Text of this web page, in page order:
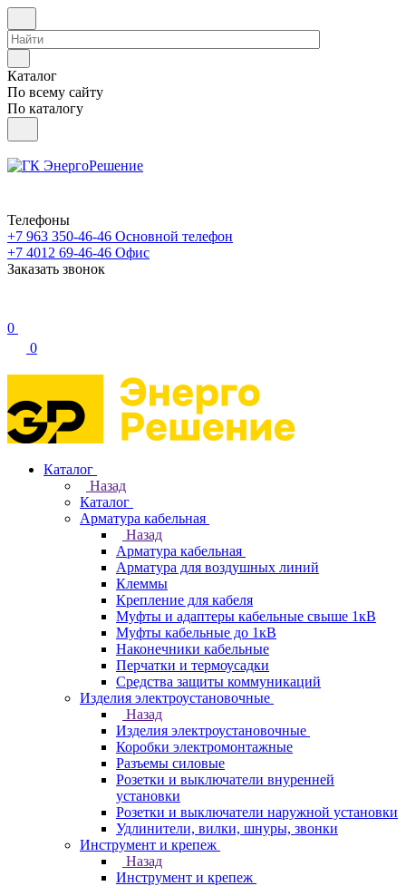
Каталог
По всему сайту
По каталогу
Телефоны
+7 963 350-46-46 Основной телефон
+7 4012 69-46-46 Офис
Заказать звонок
0
0
Каталог
Назад
Каталог
Арматура кабельная
Назад
Арматура кабельная
Арматура для воздушных линий
Клеммы
Крепление для кабеля
Муфты и адаптеры кабельные свыше 1кВ
Муфты кабельные до 1кВ
Наконечники кабельные
Перчатки и термоусадки
Средства защиты коммуникаций
Изделия электроустановочные
Назад
Изделия электроустановочные
Коробки электромонтажные
Разъемы силовые
Розетки и выключатели внуренней
установки
Розетки и выключатели наружной установки
Удлинители, вилки, шнуры, звонки
Инструмент и крепеж
Назад
Инструмент и крепеж